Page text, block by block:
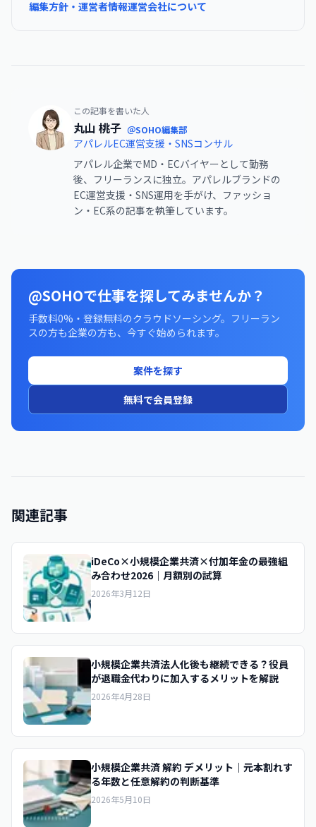
編集方針・運営者情報運営会社について
この記事を書いた人
丸山 桃子 ＠SOHO編集部
アパレルEC運営支援・SNSコンサル
アパレル企業でMD・ECバイヤーとして勤務
後、フリーランスに独立。アパレルブランドの
EC運営支援・SNS運用を手がけ、ファッショ
ン・EC系の記事を執筆しています。
@SOHOで仕事を探してみませんか？
手数料0%・登録無料のクラウドソーシング。フリーラン
スの方も企業の方も、今すぐ始められます。
案件を探す
無料で会員登録
関連記事
iDeCo×小規模企業共済×付加年金の最強組
み合わせ2026｜月額別の試算
2026年3月12日
小規模企業共済法人化後も継続できる？役員
が退職金代わりに加入するメリットを解説
2026年4月28日
小規模企業共済 解約 デメリット｜元本割れす
る年数と任意解約の判断基準
2026年5月10日